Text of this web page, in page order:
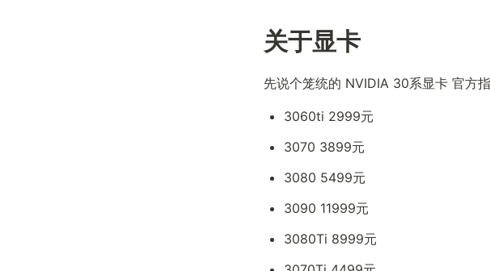
关于显卡
先说个笼统的 NVIDIA 30系显卡 官方
3060ti 2999元
3070 3899元
3080 5499元
3090 11999元
3080Ti 8999元